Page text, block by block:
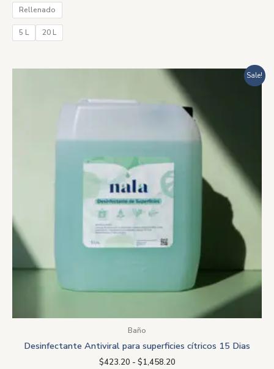
Rellenado
5 L 20 L
Sale!
Baño
Desinfectante Antiviral para superficies cítricos 15 Dias
$423.20 - $1,458.20
de
precios:
desde
$423.20
hasta
$1,458.20